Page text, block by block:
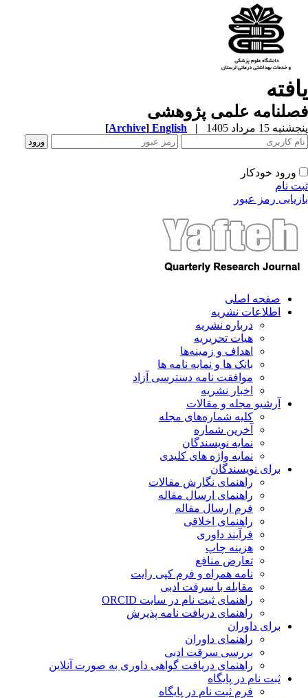
علمی پژوهشی
15 مرداد 1405 |
English
[Archive]
ورود خودکار
نام
رمز عبور
صفحه اصلی
اطلاعات نشریه
درباره نشریه
هیات تحریریه
اهداف و زمینه‌ها
بانک ها و نمایه نامه ها
موافقت نامه دسترسی آزاد
اخبار نشریه
آرشیو مجله و مقالات
کلیه شماره‌های مجله
آخرین شماره
نمایه نویسندگان
نمایه واژه های کلیدی
برای نویسندگان
راهنمای نگارش مقالات
راهنمای ارسال مقاله
فرم ارسال مقاله
راهنمای اخلاقی
فرآیند داوری
هزینه چاپ
تعارض منافع
نامه همراه و فرم کپی رایت
مقابله با سرقت ادبی
راهنمای ثبت نام در سایت ORCID
راهنمای دریافت نامه پذیرش
برای داوران
راهنمای داوران
بررسی سرقت ادبی
راهنمای دریافت گواهی داوری به صورت آنلاین
ثبت نام در پایگاه
فرم ثبت نام در پایگاه